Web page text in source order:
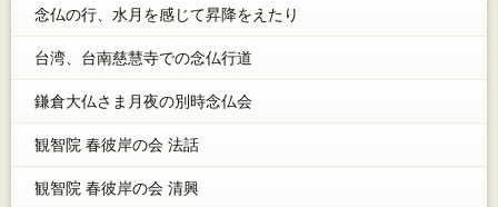
念仏の行、水月を感じて昇降をえたり
台湾、台南慈慧寺での念仏行道
鎌倉大仏さま月夜の別時念仏会
観智院 春彼岸の会 法話
観智院 春彼岸の会 清興